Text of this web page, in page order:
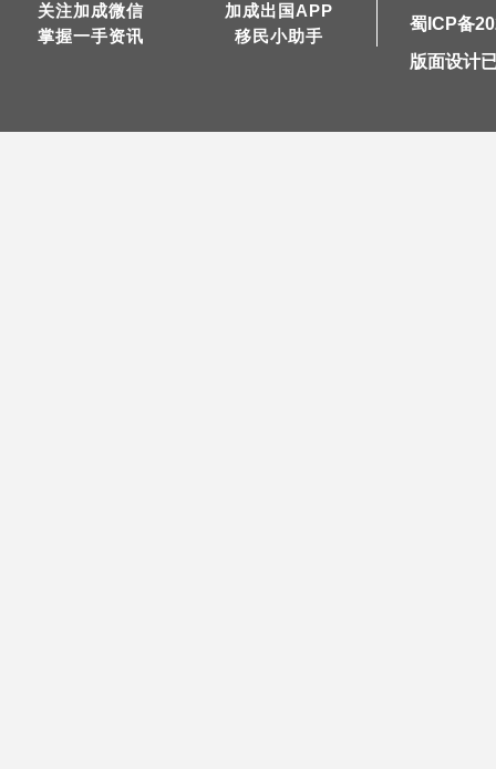
关注加成微信
掌握一手资讯
加成出国APP
移民小助手
蜀ICP备
版面设计